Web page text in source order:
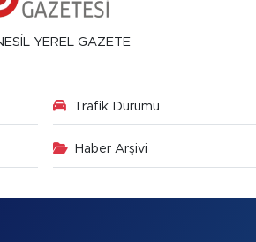
YEREL GAZETE
Trafik Durumu
Haber Arşivi